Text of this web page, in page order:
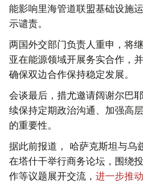
能影响里海管道联盟基础设施
示谴责。
两国外交部门负责人重申，将
亚在能源领域开展务实合作，
确保双边合作保持稳定发展。
会谈最后，措尤邀请阔谢尔巴
续保持定期政治沟通、加强高
的重要性。
据此前报道， 哈萨克斯坦与乌
在塔什干举行商务论坛，围绕
作等议题展开交流， 进一步推